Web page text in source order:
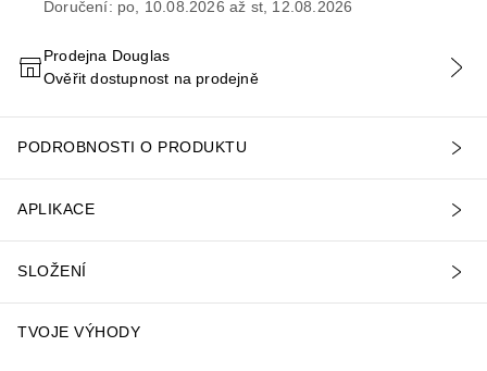
Doručení: po, 10.08.2026 až st, 12.08.2026
PŘIDAT DO KOŠÍKU
Prodejna Douglas
Ověřit dostupnost na prodejně
PODROBNOSTI O PRODUKTU
APLIKACE
SLOŽENÍ
TVOJE VÝHODY